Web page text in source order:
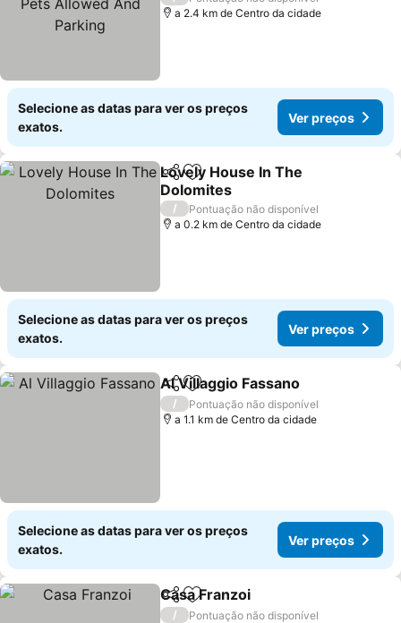
a 2.4 km de Centro da cidade
Selecione as datas para ver os preços
exatos.
Ver preços
PartilharAdicionar aos favoritos
Lovely House In The
Dolomites
Ver preços
/
Pontuação não disponível
a 0.2 km de Centro da cidade
Selecione as datas para ver os preços
exatos.
Ver preços
PartilharAdicionar aos favoritos
Al Villaggio Fassano
/
Pontuação não disponível
a 1.1 km de Centro da cidade
Selecione as datas para ver os preços
exatos.
Ver preços
PartilharAdicionar aos favoritos
Casa Franzoi
/
Pontuação não disponível